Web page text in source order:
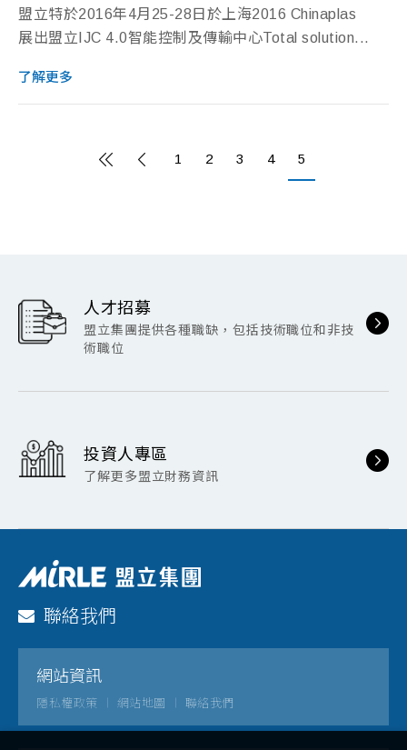
盟立特於2016年4月25-28日於上海2016 Chinaplas
展出盟立IJC 4.0智能控制及傳輸中心Total solution...
了解更多
1 2 3 4 5
人才招募
盟立集團提供各種職缺，包括技術職位和非技
術職位
投資人專區
了解更多盟立財務資訊
聯絡我們
網站資訊
隱私權政策 網站地圖 聯絡我們